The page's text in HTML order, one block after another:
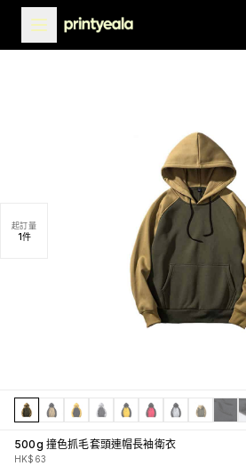
起訂量
1件
500g 撞色抓毛套頭連帽長袖衛衣
HK$63